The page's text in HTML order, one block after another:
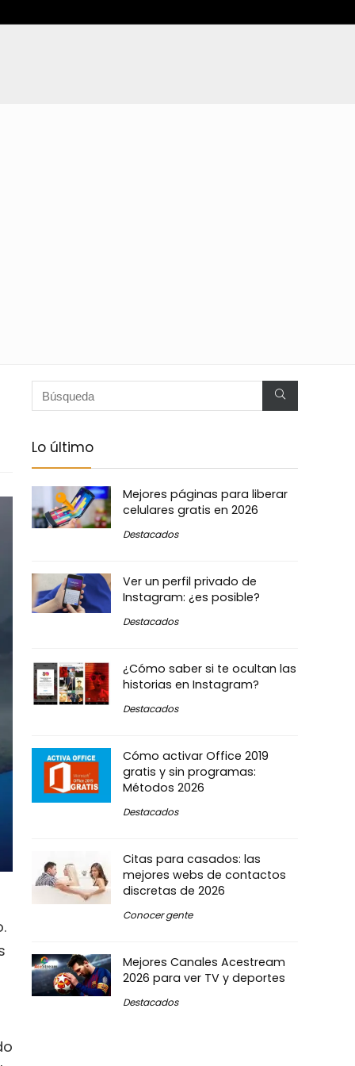
Lo último
Mejores páginas para liberar
celulares gratis en 2026
Destacados
Ver un perfil privado de
Instagram: ¿es posible?
Destacados
¿Cómo saber si te ocultan las
historias en Instagram?
Destacados
Cómo activar Office 2019
gratis y sin programas:
Métodos 2026
Destacados
Citas para casados: las
mejores webs de contactos
discretas de 2026
Conocer gente
Mejores Canales Acestream
2026 para ver TV y deportes
Destacados